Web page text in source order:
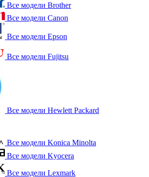
Все модели Brother
Все модели Canon
Все модели Epson
Все модели Fujitsu
Все модели Hewlett Packard
Все модели Konica Minolta
Все модели Kyocera
Все модели Lexmark